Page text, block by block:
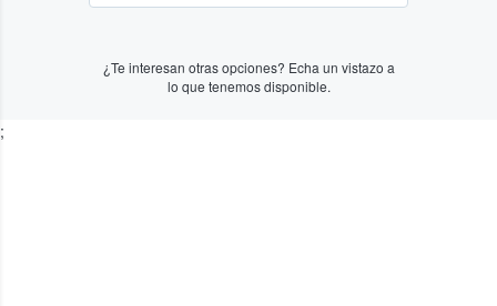
¿Te interesan otras opciones? Echa un vistazo a
lo que tenemos disponible.
;